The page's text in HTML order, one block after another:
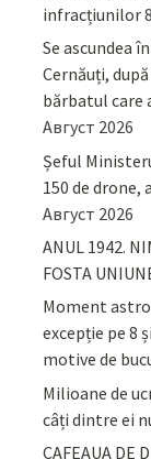
infracțiunilor
Se ascundea
Cernăuți,
bărbatul care
Август 2026
Șeful
150 de drone,
Август 2026
ANUL 1942.
FOSTA
Moment
excepție pe 8
motive de
Milioane de
câți dintre ei
CAFEAUA DE